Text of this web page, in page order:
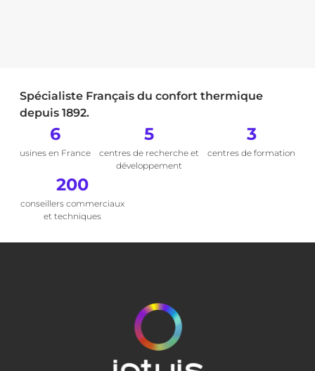
Spécialiste Français du confort thermique
depuis 1892.
6
usines en France
5
centres de recherche et
développement
3
centres de formation
200
conseillers commerciaux
et techniques